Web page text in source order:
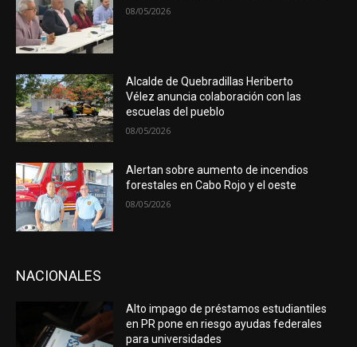
08/05/2026
Alcalde de Quebradillas Heriberto
Vélez anuncia colaboración con las
escuelas del pueblo
08/05/2026
Alertan sobre aumento de incendios
forestales en Cabo Rojo y el oeste
08/05/2026
NACIONALES
Alto impago de préstamos estudiantiles
en PR pone en riesgo ayudas federales
para universidades